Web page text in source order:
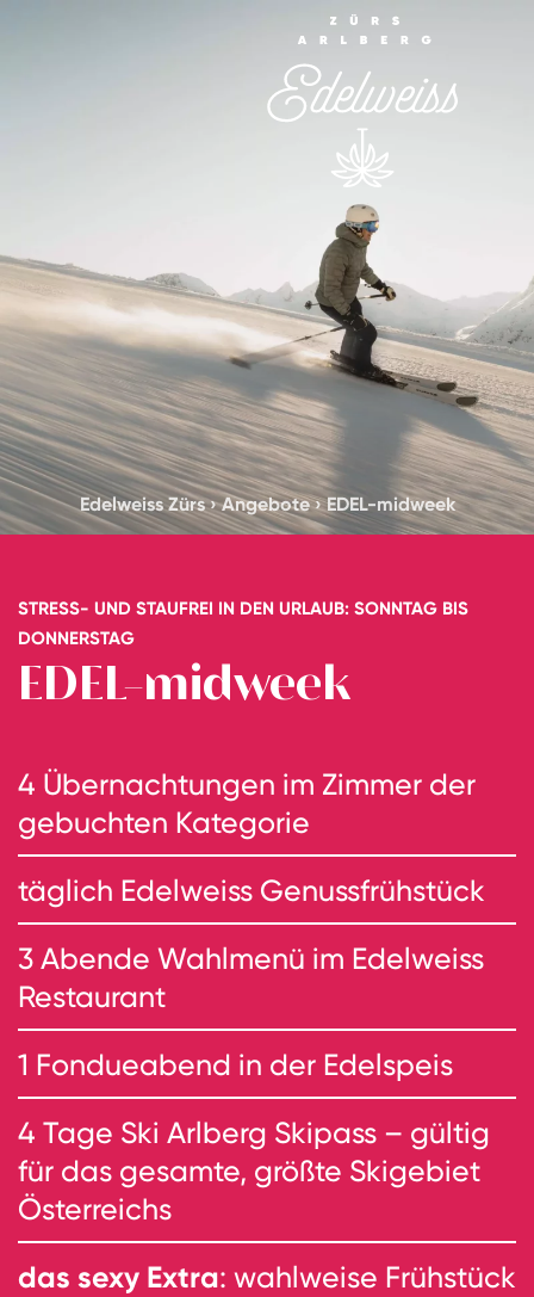
Edelweiss Zürs›Angebote›EDEL-midweek
STRESS- UND STAUFREI IN DEN URLAUB: SONNTAG BIS
DONNERSTAG
EDEL-midweek
4 Übernachtungen im Zimmer der
gebuchten Kategorie
täglich Edelweiss Genussfrühstück
3 Abende Wahlmenü im Edelweiss
Restaurant
1 Fondueabend in der Edelspeis
4 Tage Ski Arlberg Skipass – gültig
für das gesamte, größte Skigebiet
Österreichs
das sexy Extra: wahlweise Frühstück